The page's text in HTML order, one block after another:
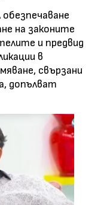
на законите
и предвид
в
свързани
допълват